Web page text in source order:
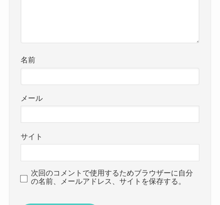
名前
メール
サイト
次回のコメントで使用するためブラウザーに自分
の名前、メールアドレス、サイトを保存する。